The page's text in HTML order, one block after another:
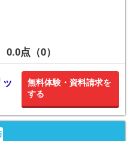
0.0点（0）
無料体験・資料請求を
する